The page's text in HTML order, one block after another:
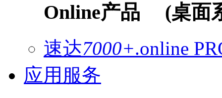
Online产品 (桌面
速达7000+.online
应用服务